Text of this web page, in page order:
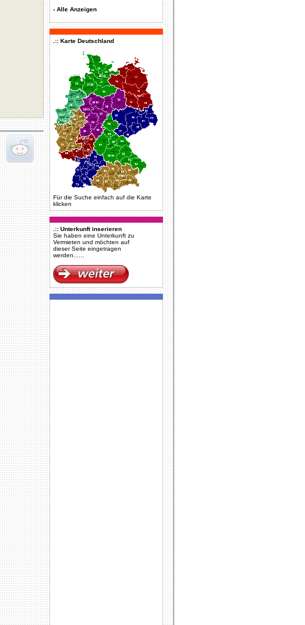
Reddit
- Alle Anzeigen
.:: Karte Deutschland
Für die Suche einfach auf die Karte
klicken
.:: Unterkunft inserieren
Sie haben eine Unterkunft zu
Vermieten und möchten auf
dieser Seite eingetragen
werden......